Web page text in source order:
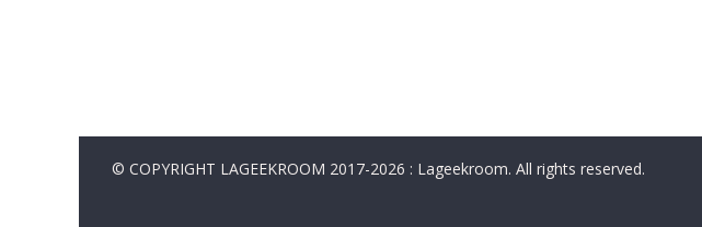
© COPYRIGHT LAGEEKROOM 2017-2026 : Lageekroom. All rights reserved.